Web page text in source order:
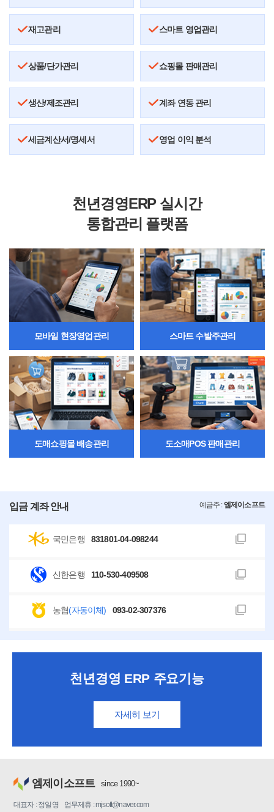
재고관리 스마트 영업관리
상품/단가관리 쇼핑몰 판매관리
생산/제조관리 계좌 연동 관리
세금계산서/명세서 영업 이익 분석
천년경영ERP 실시간
통합관리 플랫폼
모바일 현장영업관리 스마트 수발주관리
도매쇼핑몰 배송관리 도소매POS 판매관리
입금 계좌 안내 예금주 :엠제이소프트
국민은행 831801-04-098244
신한은행 110-530-409508
농협(자동이체) 093-02-307376
천년경영 ERP 주요기능
자세히 보기
엠제이소프트 since 1990~
대표자 : 정일영 업무제휴 : mjsoft@naver.com